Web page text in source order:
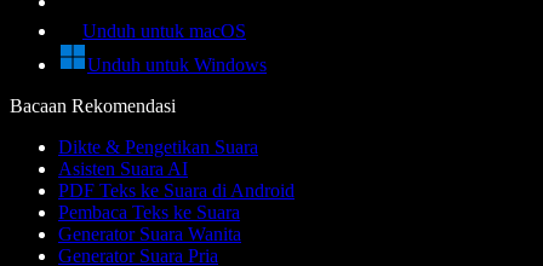
Unduh untuk macOS
Unduh untuk Windows
Bacaan Rekomendasi
Dikte & Pengetikan Suara
Asisten Suara AI
PDF Teks ke Suara di Android
Pembaca Teks ke Suara
Generator Suara Wanita
Generator Suara Pria